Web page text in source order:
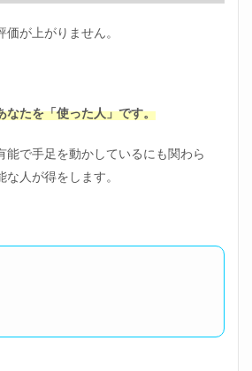
が上がりません。
なたを「使った人」です。
能で手足を動かしているにも関わら
人が得をします。